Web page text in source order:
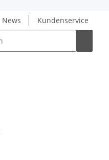
News Kundenservice